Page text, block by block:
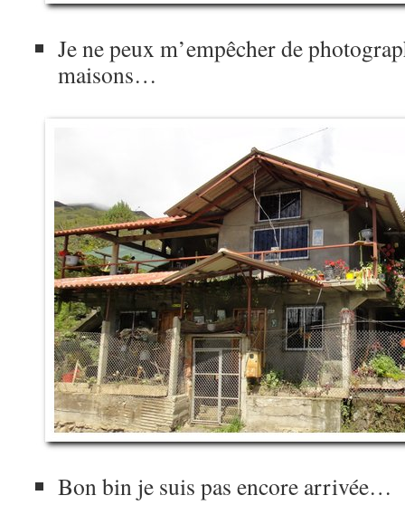
Je ne peux m’empêcher de
maisons…
Bon bin je suis pas encore arrivée…